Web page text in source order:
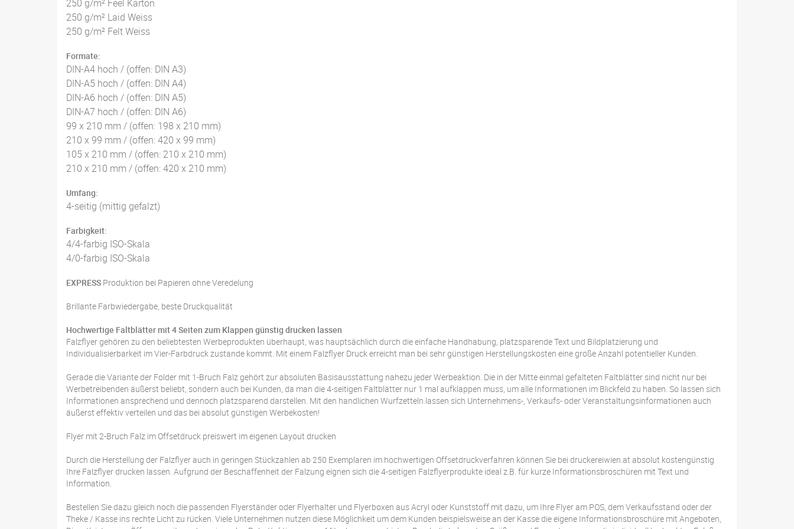
250 g/m² Feel Karton
250 g/m² Laid Weiss
250 g/m² Felt Weiss
Formate:
DIN-A4 hoch / (offen: DIN A3)
DIN-A5 hoch / (offen: DIN A4)
DIN-A6 hoch / (offen: DIN A5)
DIN-A7 hoch / (offen: DIN A6)
99 x 210 mm / (offen: 198 x 210 mm)
210 x 99 mm / (offen: 420 x 99 mm)
105 x 210 mm / (offen: 210 x 210 mm)
210 x 210 mm / (offen: 420 x 210 mm)
Umfang:
4-seitig (mittig gefalzt)
Farbigkeit:
4/4-farbig ISO-Skala
4/0-farbig ISO-Skala
EXPRESS Produktion bei Papieren ohne Veredelung
Brillante Farbwiedergabe, beste Druckqualität
Hochwertige Faltblätter mit 4 Seiten zum Klappen günstig drucken lassen
Falzflyer gehören zu den beliebtesten Werbeprodukten überhaupt, was hauptsächlich durch die einfache Handhabung, platzsparende Text und Bildplatzierung und
Individualisierbarkeit im Vier-Farbdruck zustande kommt. Mit einem Falzflyer Druck erreicht man bei sehr günstigen Herstellungskosten eine große Anzahl potentieller Kunden.
Gerade die Variante der Folder mit 1-Bruch Falz gehört zur absoluten Basisausstattung nahezu jeder Werbeaktion. Die in der Mitte einmal gefalteten Faltblätter sind nicht nur bei
Werbetreibenden äußerst beliebt, sondern auch bei Kunden, da man die 4-seitigen Faltblätter nur 1 mal aufklappen muss, um alle Informationen im Blickfeld zu haben. So lassen sich
Informationen ansprechend und dennoch platzsparend darstellen. Mit den handlichen Wurfzetteln lassen sich Unternehmens-, Verkaufs- oder Veranstaltungsinformationen auch
äußerst effektiv verteilen und das bei absolut günstigen Werbekosten!
Flyer mit 2-Bruch Falz im Offsetdruck preiswert im eigenen Layout drucken
Durch die Herstellung der Falzflyer auch in geringen Stückzahlen ab 250 Exemplaren im hochwertigen Offsetdruckverfahren können Sie bei druckereiwien.at absolut kostengünstig
Ihre Falzflyer drucken lassen. Aufgrund der Beschaffenheit der Falzung eignen sich die 4-seitigen Falzflyerprodukte ideal z.B. für kurze Informationsbroschüren mit Text und
Information.
Bestellen Sie dazu gleich noch die passenden Flyerständer oder Flyerhalter und Flyerboxen aus Acryl oder Kunststoff mit dazu, um Ihre Flyer am POS, dem Verkaufsstand oder der
Theke / Kasse ins rechte Licht zu rücken. Viele Unternehmen nutzen diese Möglichkeit um dem Kunden beispielsweise an der Kasse die eigene Informationsbroschüre mit Angeboten,